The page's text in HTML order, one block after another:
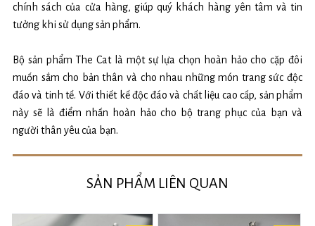
chính sách của cửa hàng, giúp quý khách hàng yên tâm và tin
tưởng khi sử dụng sản phẩm.
Bộ sản phẩm The Cat là một sự lựa chọn hoàn hảo cho cặp đôi
muốn sắm cho bản thân và cho nhau những món trang sức độc
đáo và tinh tế. Với thiết kế độc đáo và chất liệu cao cấp, sản phẩm
này sẽ là điểm nhấn hoàn hảo cho bộ trang phục của bạn và
người thân yêu của bạn.
SẢN PHẨM LIÊN QUAN